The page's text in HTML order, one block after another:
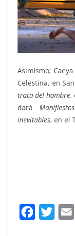
Asimismo;
Celestina, en
trata del hambre,
dará
inevitables, en el
F T